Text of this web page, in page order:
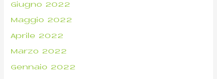
Giugno 2022
Maggio 2022
Aprile 2022
Marzo 2022
Gennaio 2022